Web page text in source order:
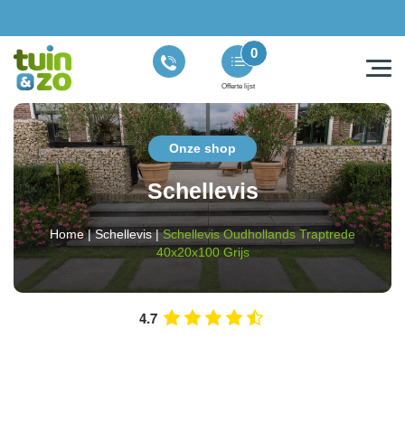
Offerte lijst
0
Onze shop
Schellevis
Home|Schellevis|Schellevis Oudhollands Traptrede
40x20x100 Grijs
4.7